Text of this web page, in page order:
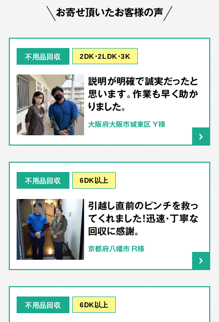
お寄せ頂いたお客様の声
不用品回収 2DK･2LDK･3K
説明が明確で誠実だったと
思います。作業も早く助か
りました。
大阪府大阪市城東区 Y様
不用品回収 6DK以上
引越し直前のピンチを救っ
てくれました！迅速・丁寧な
回収に感謝。
京都府八幡市 R様
不用品回収 6DK以上